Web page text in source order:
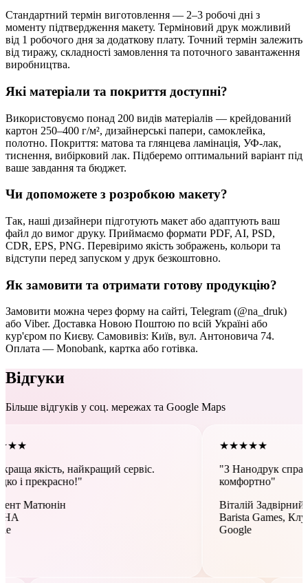
Стандартний термін виготовлення — 2–3 робочі дні з
моменту підтвердження макету. Терміновий друк можливий
від 1 робочого дня за додаткову плату. Точний термін залежить
від тиражу, складності замовлення та поточного завантаження
виробництва.
Які матеріали та покриття доступні?
Використовуємо понад 200 видів матеріалів — крейдований
картон 250–400 г/м², дизайнерські папери, самоклейка,
полотно. Покриття: матова та глянцева ламінація, УФ-лак,
тиснення, вибірковий лак. Підберемо оптимальний варіант під
ваше завдання та бюджет.
Чи допоможете з розробкою макету?
Так, наші дизайнери підготують макет або адаптують ваш
файл до вимог друку. Приймаємо формати PDF, AI, PSD,
CDR, EPS, PNG. Перевіримо якість зображень, кольори та
відступи перед запуском у друк безкоштовно.
Як замовити та отримати готову продукцію?
Замовити можна через форму на сайті, Telegram (@na_druk)
або Viber. Доставка Новою Поштою по всій Україні або
кур'єром по Києву. Самовивіз: Київ, вул. Антоновича 74.
Оплата — Monobank, картка або готівка.
Відгуки
Більше відгуків у соц. мережах та Google Maps
найкращий сервіс.
"З Нанодрук справді легко,
комфортно"
Віталій Задвірний
Barista Games, Клуб Кави